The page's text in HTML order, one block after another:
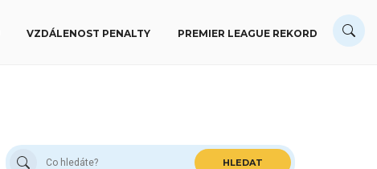
VZDÁLENOST PENALTY PREMIER LEAGUE REKORD
HLEDAT